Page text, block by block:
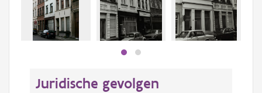
Juridische gevolgen